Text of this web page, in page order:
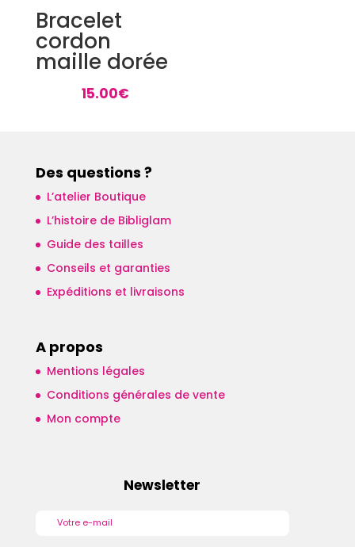
Bracelet
cordon
maille dorée
15.00€
Des questions ?
L’atelier Boutique
L’histoire de Bibliglam
Guide des tailles
Conseils et garanties
Expéditions et livraisons
A propos
Mentions légales
Conditions générales de vente
Mon compte
Newsletter